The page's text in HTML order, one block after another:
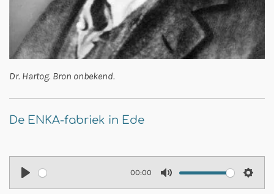
Dr. Hartog. Bron onbekend.
De ENKA-fabriek in Ede
P
00:00
M
S